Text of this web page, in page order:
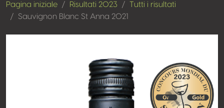
Pagina iniziale Risultati 2023
Tutti i risultati
Sauvignon Blanc St Anna 2021